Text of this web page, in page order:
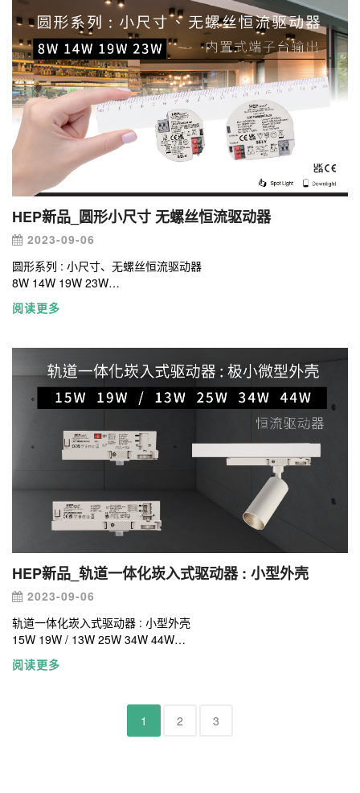
HEP新品_圆形小尺寸 无螺丝恒流驱动器
2023-09-06
圆形系列 : 小尺寸、无螺丝恒流驱动器
8W 14W 19W 23W
内置式端子台输出
阅读更多
HEP新品_轨道一体化崁入式驱动器 : 小型外壳
2023-09-06
轨道一体化崁入式驱动器 : 小型外壳
15W 19W / 13W 25W 34W 44W
恒流驱动器
欧规四线三回路轨道
阅读更多
1 2 3